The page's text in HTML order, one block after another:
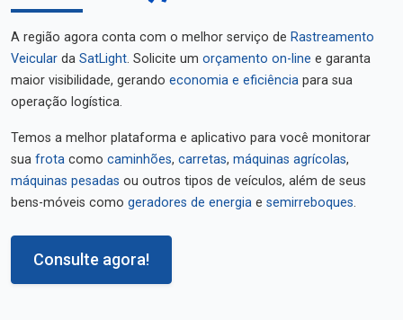
A região agora conta com o melhor serviço de Rastreamento
Veicular da SatLight. Solicite um orçamento on-line e garanta
maior visibilidade, gerando economia e eficiência para sua
operação logística.
Temos a melhor plataforma e aplicativo para você monitorar
sua frota como caminhões, carretas, máquinas agrícolas,
máquinas pesadas ou outros tipos de veículos, além de seus
bens-móveis como geradores de energia e semirreboques.
Consulte agora!